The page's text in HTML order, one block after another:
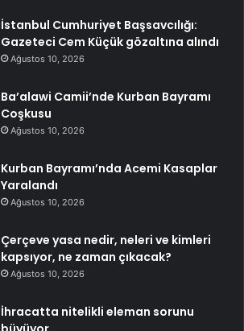
İstanbul Cumhuriyet Başsavcılığı:
Gazeteci Cem Küçük gözaltına alındı
Ağustos 10, 2026
Ba’alawi Camii’nde Kurban Bayramı
Coşkusu
Ağustos 10, 2026
Kurban Bayramı’nda Acemi Kasaplar
Yaralandı
Ağustos 10, 2026
Çerçeve yasa nedir, neleri ve kimleri
kapsıyor, ne zaman çıkacak?
Ağustos 10, 2026
İhracatta nitelikli eleman sorunu